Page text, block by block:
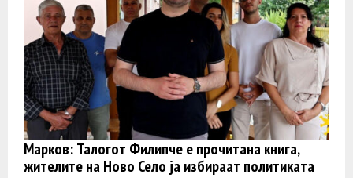
Марков: Талогот Филипче е прочитана книга,
жителите на Ново Село ја избираат политиката